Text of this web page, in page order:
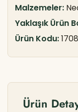
Malzemeler:
Yaklaşık Ürün
Ürün Kodu:1708
Ürün